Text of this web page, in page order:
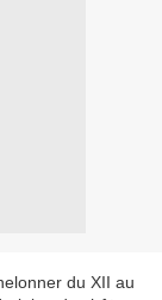
du XII au